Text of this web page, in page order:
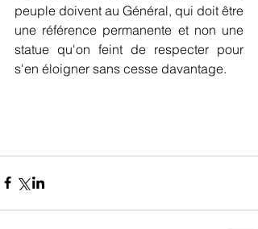
peuple doivent au Général, qui doit être
une référence permanente et non une
statue qu'on feint de respecter pour
s'en éloigner sans cesse davantage.